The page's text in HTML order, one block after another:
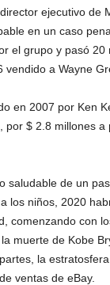
ejecutivo de
en un caso
el grupo y pasó 20
a Wayne
en 2007 por Ken
por $ 2.8 millones a
saludable de un
los niños, 2020
comenzando con
muerte de Kobe
la
ventas de eBay.